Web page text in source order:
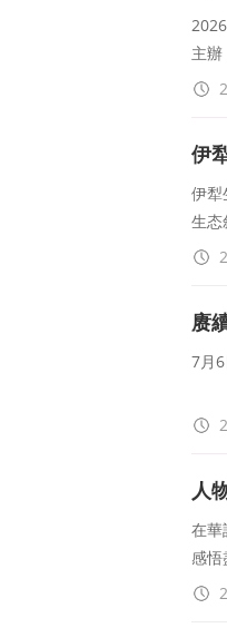
見
主
伊
伊犁
生态
赓
7月
人
在華
感